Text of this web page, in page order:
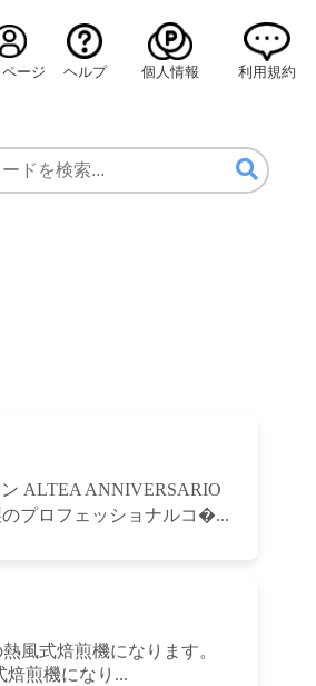
ージ ヘルプ 個人情報 利用規約
ALTEA ANNIVERSARIO
プロフェッショナルコ�...
風式焙煎機になります。
焙煎機になり...